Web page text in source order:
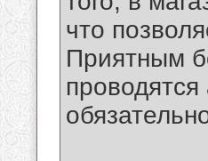
что
Приятным